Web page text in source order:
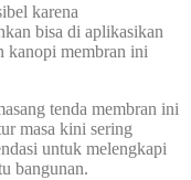
karena
bisa di aplikasikan
kanopi membran ini
tenda membran ini
masa kini sering
untuk melengkapi
bangunan.